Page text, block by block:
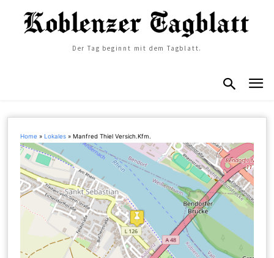
Der Tag beginnt mit dem Tagblatt.
Home »Lokales »Manfred Thiel Versich.Kfm.